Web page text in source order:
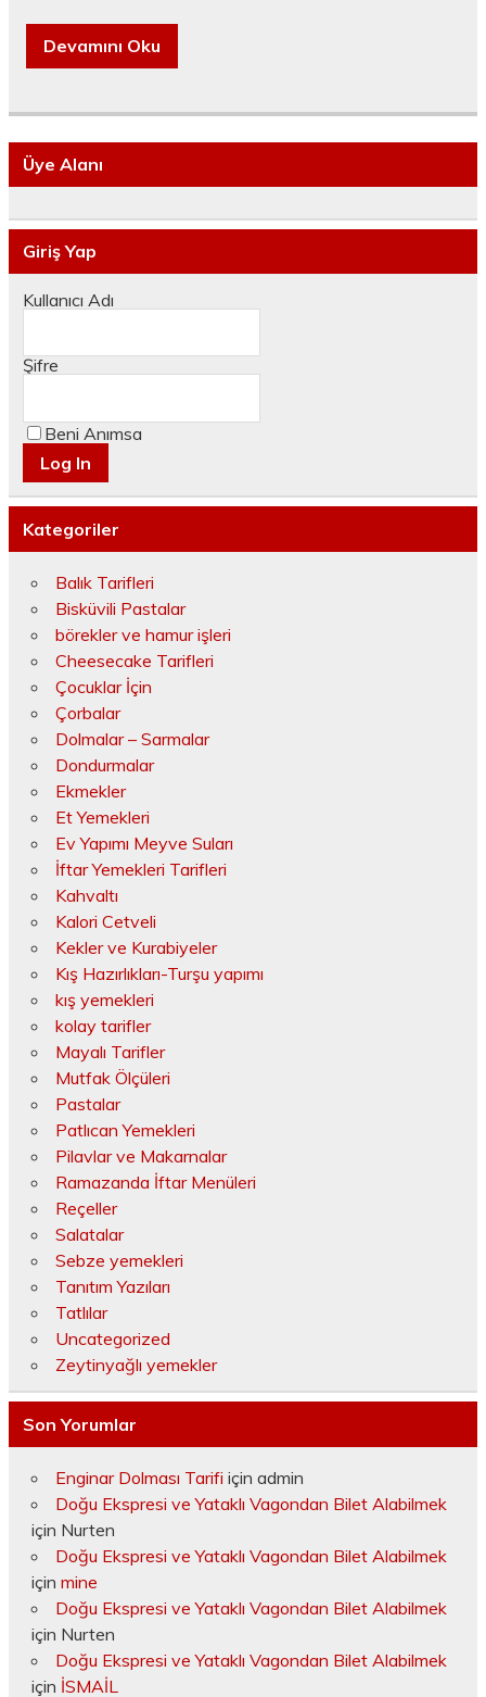
Devamını Oku
Üye Alanı
Giriş Yap
Kullanıcı Adı
Şifre
Beni Anımsa
Kategoriler
Balık Tarifleri
Bisküvili Pastalar
börekler ve hamur işleri
Cheesecake Tarifleri
Çocuklar İçin
Çorbalar
Dolmalar – Sarmalar
Dondurmalar
Ekmekler
Et Yemekleri
Ev Yapımı Meyve Suları
İftar Yemekleri Tarifleri
Kahvaltı
Kalori Cetveli
Kekler ve Kurabiyeler
Kış Hazırlıkları-Turşu yapımı
kış yemekleri
kolay tarifler
Mayalı Tarifler
Mutfak Ölçüleri
Pastalar
Patlıcan Yemekleri
Pilavlar ve Makarnalar
Ramazanda İftar Menüleri
Reçeller
Salatalar
Sebze yemekleri
Tanıtım Yazıları
Tatlılar
Uncategorized
Zeytinyağlı yemekler
Son Yorumlar
Enginar Dolması Tarifi için admin
Doğu Ekspresi ve Yataklı Vagondan Bilet Alabilmek
için Nurten
Doğu Ekspresi ve Yataklı Vagondan Bilet Alabilmek
için mine
Doğu Ekspresi ve Yataklı Vagondan Bilet Alabilmek
için Nurten
Doğu Ekspresi ve Yataklı Vagondan Bilet Alabilmek
için İSMAİL